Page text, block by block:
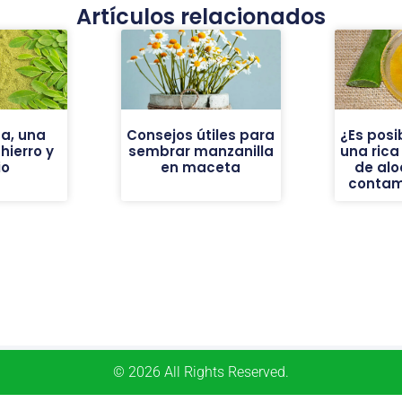
Artículos relacionados
una
y
Consejos útiles para
sembrar manzanilla
en maceta
¿Es
una
de
© 2026 All Rights Reserved.